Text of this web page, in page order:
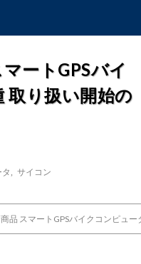
ートGPSバイ
取り扱い開始の
サイコン
商品 スマートGPSバイクコンピュ